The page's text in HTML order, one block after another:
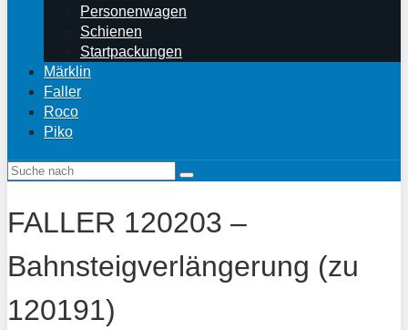
Personenwagen
Schienen
Startpackungen
Märklin
Faller
Roco
Piko
FALLER 120203 –
Bahnsteigverlängerung (zu
120191)